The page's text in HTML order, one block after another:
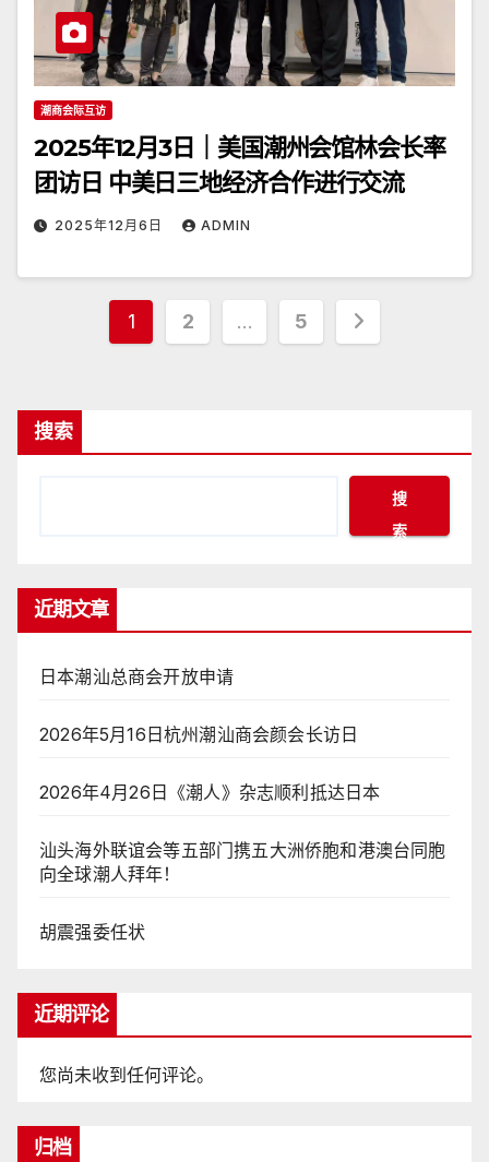
潮商会际互访
2025年12月3日｜美国潮州会馆林会长率
团访日 中美日三地经济合作进行交流
2025年12月6日 ADMIN
文
页
1 2 … 5
搜索
搜
索
近期文章
日本潮汕总商会开放申请
2026年5月16日杭州潮汕商会颜会长访日
2026年4月26日《潮人》杂志顺利抵达日本
汕头海外联谊会等五部门携五大洲侨胞和港澳台同胞
向全球潮人拜年！
胡震强委任状
近期评论
您尚未收到任何评论。
归档